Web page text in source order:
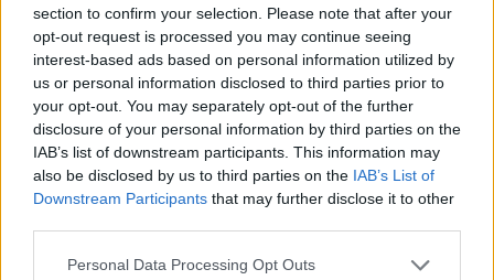
section to confirm your selection. Please note that after your
opt-out request is processed you may continue seeing
interest-based ads based on personal information utilized by
us or personal information disclosed to third parties prior to
your opt-out. You may separately opt-out of the further
disclosure of your personal information by third parties on the
IAB’s list of downstream participants. This information may
also be disclosed by us to third parties on the IAB’s List of
Downstream Participants that may further disclose it to other
Personal Data Processing Opt Outs
A program során végig kapitányok várják az érdeklődőket a
repülőgépek fedélzetén, a pilótafülkékben kigyúlnak a fények.
Napi 300 ember is tanulhat Budapest új
pilótaképzőjében
2018.11.29
A központ a legkorszerűbb technológiáknak köszönhetően új
távlatokat nyit a pilóta- és légiutaskísérő-képzésben.